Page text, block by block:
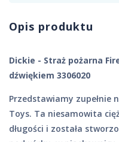
Opis produktu
Dickie - Straż pożarna
dźwiękiem 3306020
Przedstawiamy zupełnie
Toys. Ta niesamowita
długości i została